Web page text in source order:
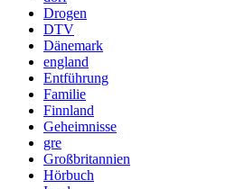
Drogen
DTV
Dänemark
england
Entführung
Familie
Finnland
Geheimnisse
gre
Großbritannien
Hörbuch